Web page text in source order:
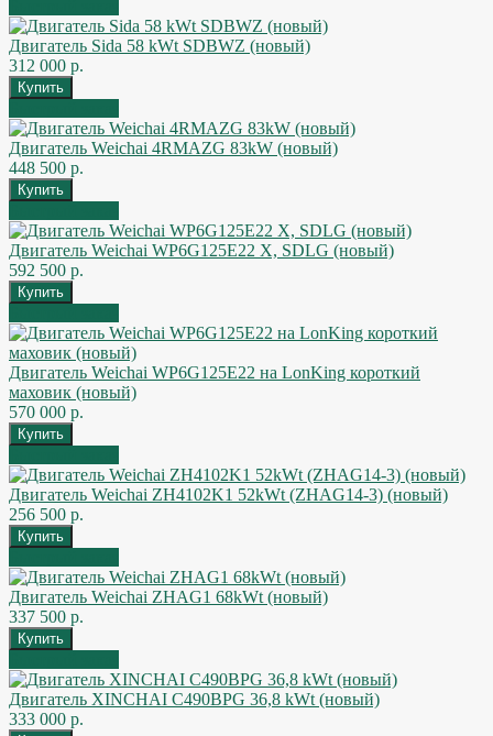
Двигатель Sida 58 kWt SDBWZ (новый)
312 000 р.
Двигатель Weichai 4RMAZG 83kW (новый)
448 500 р.
Двигатель Weichai WP6G125E22 X, SDLG (новый)
592 500 р.
Двигатель Weichai WP6G125E22 на LonKing короткий
маховик (новый)
570 000 р.
Двигатель Weichai ZH4102K1 52kWt (ZHAG14-3) (новый)
256 500 р.
Двигатель Weichai ZHAG1 68kWt (новый)
337 500 р.
Двигатель XINCHAI C490BPG 36,8 kWt (новый)
333 000 р.